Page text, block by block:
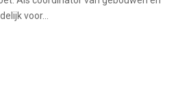
voor...